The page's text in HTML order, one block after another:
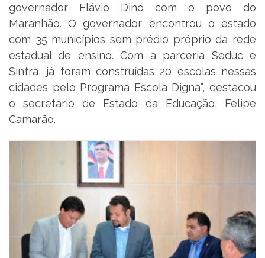
governador Flávio Dino com o povo do
Maranhão. O governador encontrou o estado
com 35 municípios sem prédio próprio da rede
estadual de ensino. Com a parceria Seduc e
Sinfra, já foram construídas 20 escolas nessas
cidades pelo Programa Escola Digna”, destacou
o secretário de Estado da Educação, Felipe
Camarão.